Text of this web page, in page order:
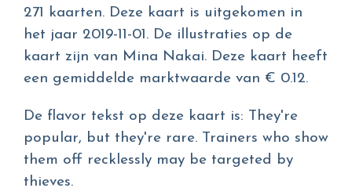
271 kaarten. Deze kaart is uitgekomen in
het jaar 2019-11-01. De illustraties op de
kaart zijn van Mina Nakai. Deze kaart heeft
een gemiddelde marktwaarde van € 0.12.
De flavor tekst op deze kaart is: They're
popular, but they're rare. Trainers who show
them off recklessly may be targeted by
thieves.